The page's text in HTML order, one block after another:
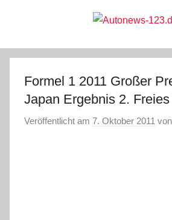
Autonews-
123.de
Formel 1 2011 Großer
Japan Ergebnis 2.
Veröffentlicht am 7. Oktober 2011 von